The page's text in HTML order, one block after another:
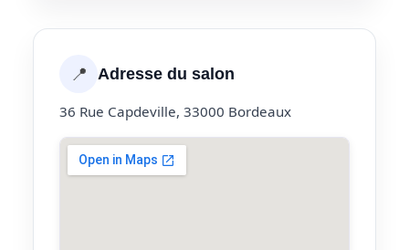
📍 Adresse du salon
36 Rue Capdeville, 33000 Bordeaux